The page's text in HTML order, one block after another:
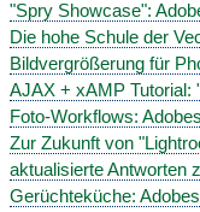
"Spry Showcase":
Die hohe Schule der
Bildvergrößerung für
AJAX + xAMP Tutorial:
Foto-Workflows:
Zur Zukunft von
aktualisierte Antworten
Gerüchteküche: